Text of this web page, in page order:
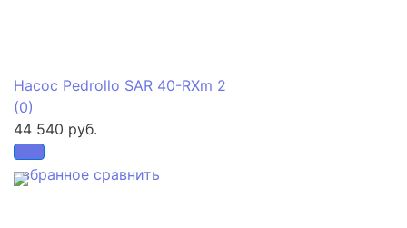
избранное сравнить
Насос Pedrollo SAR 40-RXm 2
(0)
44 540 руб.